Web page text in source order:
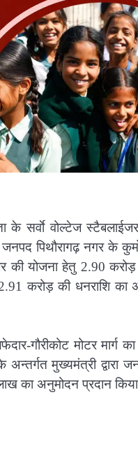
के सर्वाे वोल्टेज
पिथौरागढ़ नगर के
की योजना हेतु 2.90 करोड़
करोड़ की धनराशि का
गौरीकोट मोटर मार्ग
मुख्यमंत्री द्वारा
का अनुमोदन प्रदान